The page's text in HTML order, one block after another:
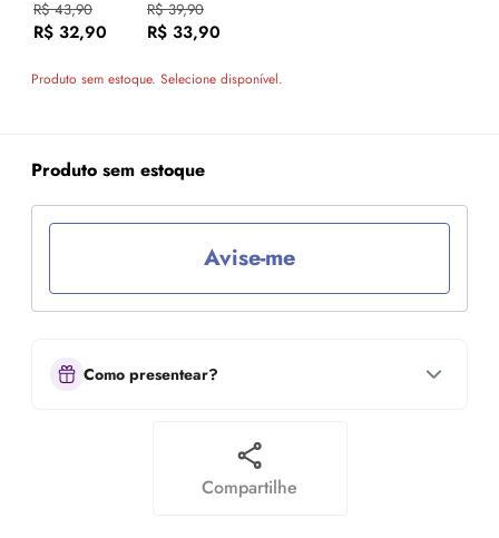
R$ 43,90
R$ 32,90
R$ 39,90
R$ 33,90
Produto sem estoque. Selecione disponível.
Produto sem estoque
Avise-me
Como presentear?
Compartilhe